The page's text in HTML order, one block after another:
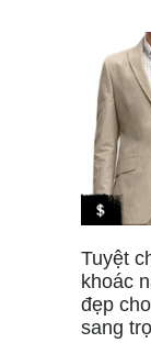
Tuyệt
khoác
đẹp
sang